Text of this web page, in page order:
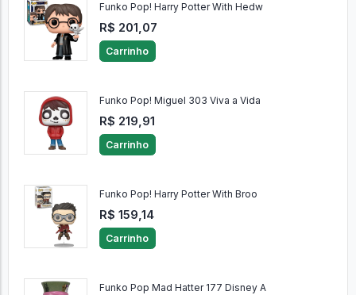
Funko Pop! Harry Potter With Hedw
R$ 201,07
Carrinho
Funko Pop! Miguel 303 Viva a Vida
R$ 219,91
Carrinho
Funko Pop! Harry Potter With Broo
R$ 159,14
Carrinho
Funko Pop Mad Hatter 177 Disney A